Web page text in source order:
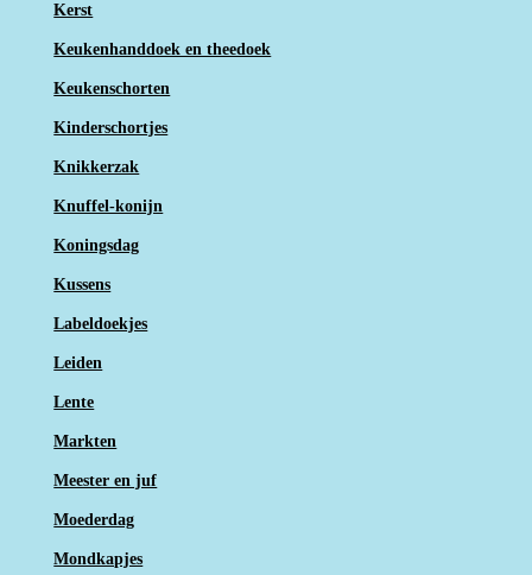
Kerst
Keukenhanddoek en theedoek
Keukenschorten
Kinderschortjes
Knikkerzak
Knuffel-konijn
Koningsdag
Kussens
Labeldoekjes
Leiden
Lente
Markten
Meester en juf
Moederdag
Mondkapjes